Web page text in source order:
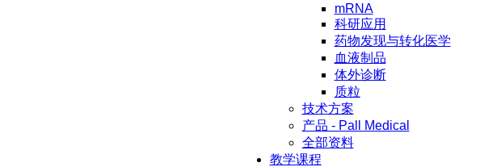
mRNA
科研应用
药物发现与转化医学
血液制品
体外诊断
质粒
技术方案
产品 - Pall Medical
全部资料
教学课程